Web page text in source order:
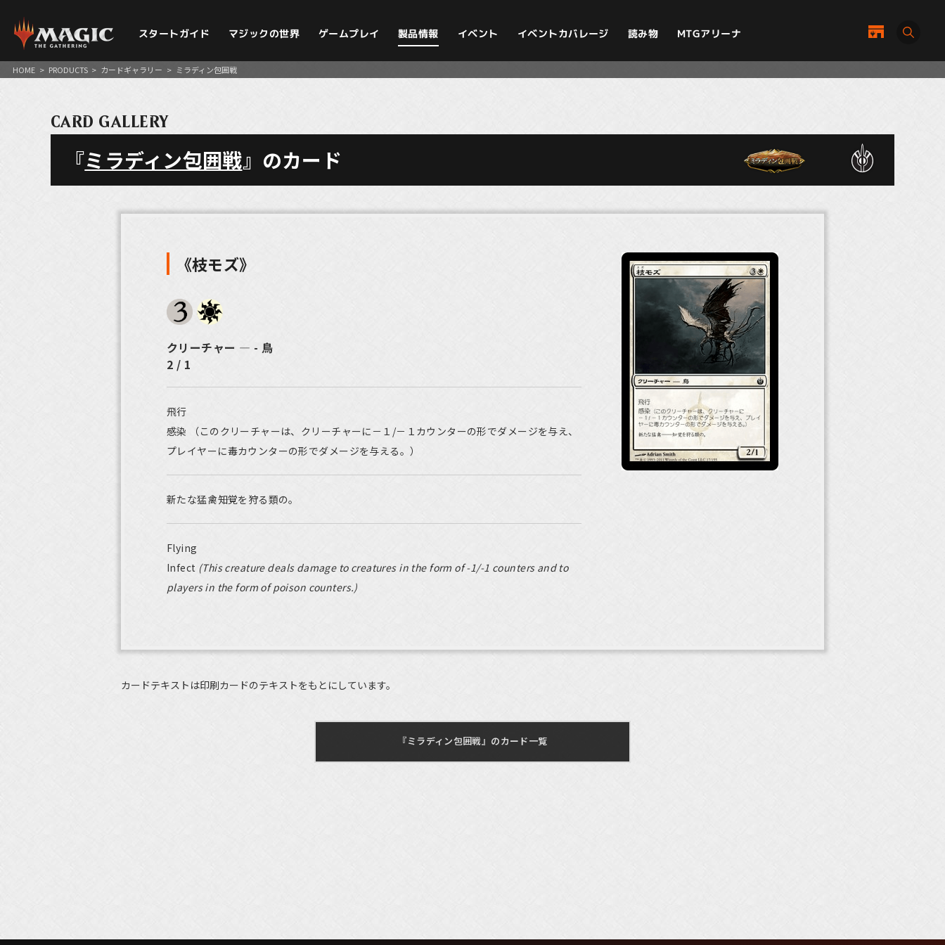
スタートガイド マジックの世界 ゲームプレイ 製品情報 イベント イベントカバレージ 読み物 MTGアリーナ
HOME > PRODUCTS > カードギャラリー > ミラディン包囲戦
CARD GALLERY
『ミラディン包囲戦』のカード
《枝モズ》
クリーチャー ― - 鳥
2 / 1
飛行
感染 （このクリーチャーは、クリーチャーに－１/－１カウンターの形でダメージを与え、
プレイヤーに毒カウンターの形でダメージを与える。）
新たな猛禽――知覚を狩る類の。
Flying
Infect (This creature deals damage to creatures in the form of -1/-1 counters and to
players in the form of poison counters.)
カードテキストは印刷カードのテキストをもとにしています。
『ミラディン包囲戦』のカード一覧